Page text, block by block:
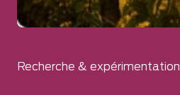
Recherche & expérimentation